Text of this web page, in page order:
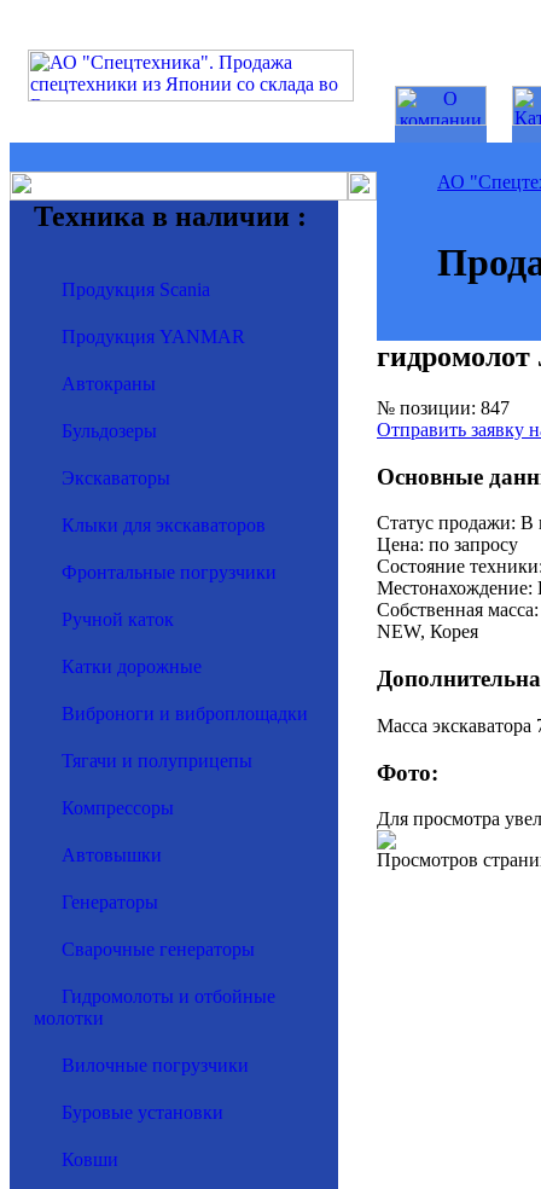
Техника в наличии :
Продукция Scania
Продукция YANMAR
Автокраны
Бульдозеры
Экскаваторы
Клыки для экскаваторов
Фронтальные погрузчики
Ручной каток
Катки дорожные
Виброноги и виброплощадки
Тягачи и полуприцепы
Компрессоры
Автовышки
Генераторы
Сварочные генераторы
Гидромолоты и отбойные
молотки
Вилочные погрузчики
Буровые установки
Ковши
АО
№ позиции: 847
Отправить заявку
Основные
Статус продажи: В
Цена: по запросу
Состояние
Местонахождение:
Собственная
NEW, Корея
Масса
Фото:
Для просмотра
Просмотров